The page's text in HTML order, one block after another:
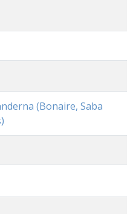
(Bonaire, Saba